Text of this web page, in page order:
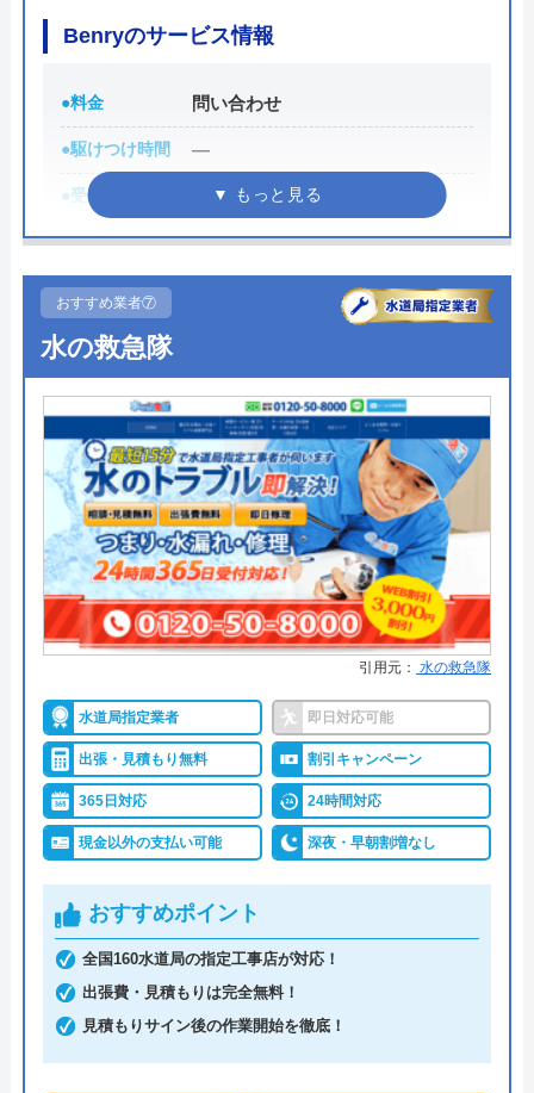
Benryのサービス情報
●料金 問い合わせ
●駆けつけ時間 ―
●受付時間
●定休日 ―
●累計実績
●保証・保険
詳細は公式HPでご確認ください
Benryがおすすめの理由
Benry（ベンリー）は、自宅で発生したさまざまな
困りごとを相談できる業者です。具体的な料金を知
りたい場合は、問い合わせが必要です。見積もりは
無料であり、料金や内容に納得できない場合はキャ
ンセルしても構いません。その場合、料金は発生し
深夜や早朝にも対応していますが、追加料金が発生
する可能性があります。また、支払い方法は基本的
に現金払いであるため、依頼する際は手元に現金を
用意しておく必要があります。
全国で幅広い依頼に対応しており、実績も豊富な業
者です。
公式サイトで
料金詳細を見る
おすすめ業者⑦
水の救急隊
引用元： 水の救急隊
水道局指定業者 即日対応可能
出張・見積もり無料 割引キャンペーン
365日対応 24時間対応
現金以外の支払い可能 深夜・早朝割増なし
おすすめポイント
全国160水道局の指定工事店が対応！
出張費・見積もりは完全無料！
見積もりサイン後の作業開始を徹底！